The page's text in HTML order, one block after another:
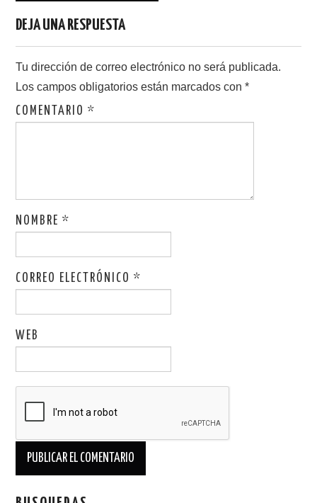
DEJA UNA RESPUESTA
Tu dirección de correo electrónico no será publicada.
Los campos obligatorios están marcados con*
COMENTARIO*
NOMBRE*
CORREO ELECTRÓNICO*
WEB